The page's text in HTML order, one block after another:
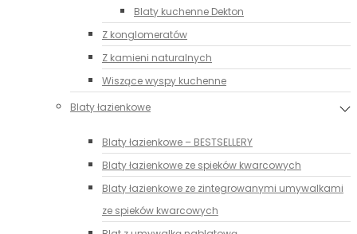
Blaty kuchenne Dekton
Z konglomeratów
Z kamieni naturalnych
Wiszące wyspy kuchenne
Blaty łazienkowe
Blaty łazienkowe – BESTSELLERY
Blaty łazienkowe ze spieków kwarcowych
Blaty łazienkowe ze zintegrowanymi umywalkami
ze spieków kwarcowych